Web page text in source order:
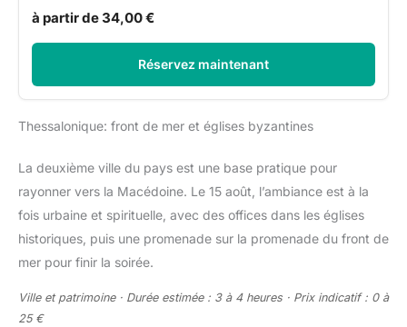
à partir de 34,00 €
Réservez maintenant
Thessalonique: front de mer et églises byzantines
La deuxième ville du pays est une base pratique pour
rayonner vers la Macédoine. Le 15 août, l’ambiance est à la
fois urbaine et spirituelle, avec des offices dans les églises
historiques, puis une promenade sur la promenade du front de
mer pour finir la soirée.
Ville et patrimoine · Durée estimée : 3 à 4 heures · Prix indicatif : 0 à
25 €